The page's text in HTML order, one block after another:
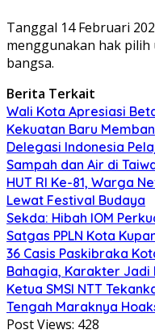
Tanggal 14 Februari
menggunakan hak
bangsa.
Berita Terkait
Wali Kota Apresiasi
Kekuatan Baru
Delegasi Indonesia
Sampah dan Air di
HUT RI Ke-81, Warga
Lewat Festival Budaya
Sekda: Hibah IOM
Satgas PPLN Kota
36 Casis Paskibraka
Bahagia, Karakter Jadi
Ketua SMSI NTT
Tengah Maraknya
Post Views: 428